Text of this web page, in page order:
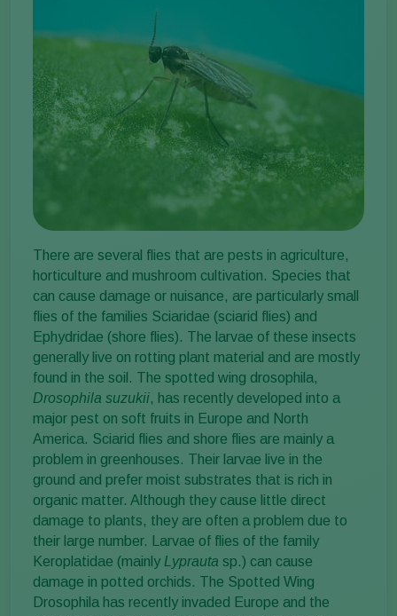
There are several flies that are pests in agriculture,
horticulture and mushroom cultivation. Species that
can cause damage or nuisance, are particularly small
flies of the families Sciaridae (sciarid flies) and
Ephydridae (shore flies). The larvae of these insects
generally live on rotting plant material and are mostly
found in the soil. The spotted wing drosophila,
Drosophila suzukii, has recently developed into a
major pest on soft fruits in Europe and North
America. Sciarid flies and shore flies are mainly a
problem in greenhouses. Their larvae live in the
ground and prefer moist substrates that is rich in
organic matter. Although they cause little direct
damage to plants, they are often a problem due to
their large number. Larvae of flies of the family
Keroplatidae (mainly Lyprauta sp.) can cause
damage in potted orchids. The Spotted Wing
Drosophila has recently invaded Europe and the